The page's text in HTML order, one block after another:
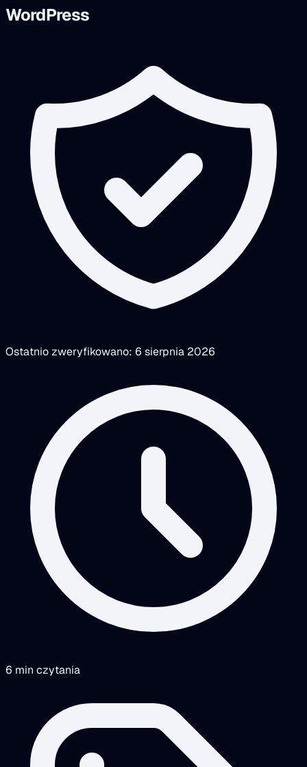
WordPress
Ostatnio zweryfikowano: 6 sierpnia 2026
6 min czytania